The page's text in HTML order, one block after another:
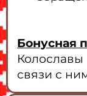
Бонусная
Колославы
связи с